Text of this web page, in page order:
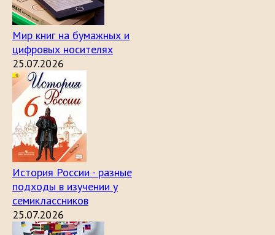
Мир книг на бумажных и
цифровых носителях
25.07.2026
История России - разные
подходы в изучении у
семиклассников
25.07.2026